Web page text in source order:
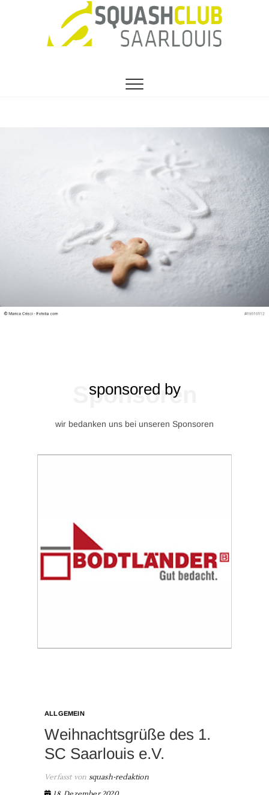
Saarlouis e.V.
sponsored by
Sponsoren
wir bedanken uns bei unseren Sponsoren
ALLGEMEIN
Weihnachtsgrüße des 1.
SC Saarlouis e.V.
Verfasst von squash-redaktion